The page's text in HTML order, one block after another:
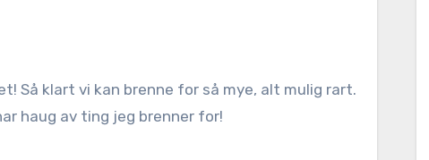
Så klart vi kan brenne for så mye, alt mulig rart.
haug av ting jeg brenner for!